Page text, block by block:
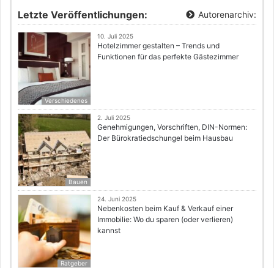
Letzte Veröffentlichungen: Autorenarchiv:
Verschiedenes
10. Juli 2025
Hotelzimmer gestalten – Trends und
Funktionen für das perfekte Gästezimmer
Bauen
2. Juli 2025
Genehmigungen, Vorschriften, DIN-Normen:
Der Bürokratiedschungel beim Hausbau
Ratgeber
24. Juni 2025
Nebenkosten beim Kauf & Verkauf einer
Immobilie: Wo du sparen (oder verlieren)
kannst